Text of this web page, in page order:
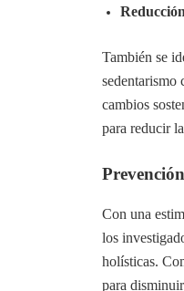
También se
sedentarismo
cambios
para reducir
Con una
los
holísticas.
para